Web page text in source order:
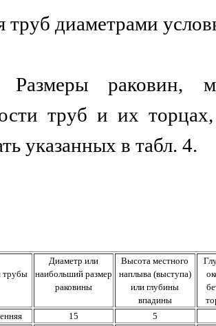
труб диаметрами
Размеры раковин,
труб и их
указанных в табл. 4.
трубы
Диаметр или
наибольший размер
раковины
Высота местного
наплыва (выступа)
или глубины
впадины
15
5